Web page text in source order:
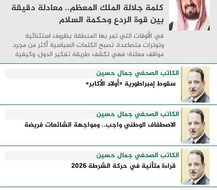
كلمة جلالة الملك المعظم.. معادلة دقيقة
بين قوة الردع وحكمة السلام
في الأوقات التي تمر بها المنطقة بظروف استثنائية
وتوترات متصاعدة، تصبح الكلمات السياسية أكثر من مجرد
مواقف معلنة؛ فهي تكشف طريقة تفكير الدول، وكيفية
إدارتها للأزمات، والحدود التي تفصل بين القوة ...
الكاتب الصحفي جمال حسين
سقوط إمبراطورية «أولاد الأكابر»
الكاتب الصحفي جمال حسين
الاصطفاف الوطني واجب.. ومواجهة الشائعات فريضة
الكاتب الصحفي جمال حسين
قراءة متأنية في حركة الشرطة 2026